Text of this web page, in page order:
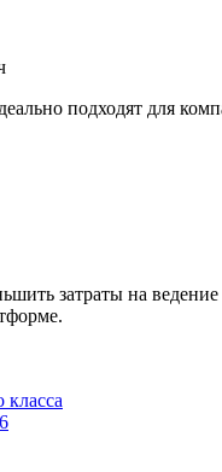
подходят для
затраты на